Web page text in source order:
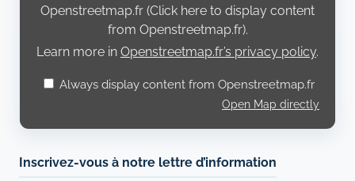
Openstreetmap.fr
Openstreetmap.fr (Click here to display content
from Openstreetmap.fr).
Learn more in Openstreetmap.fr’s privacy policy.
Always display content from Openstreetmap.fr
Open Map directly
Inscrivez-vous à notre lettre d’information